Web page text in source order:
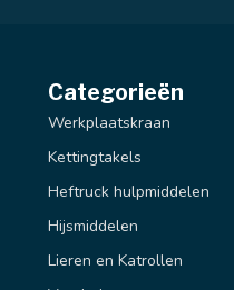
Categorieën
Werkplaatskraan
Kettingtakels
Heftruck hulpmiddelen
Hijsmiddelen
Lieren en Katrollen